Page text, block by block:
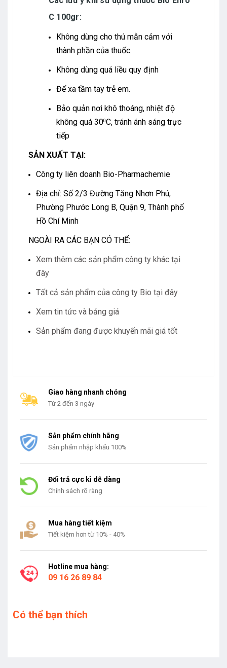
C 100gr:
Không dùng cho thú mẫn cảm với
thành phần của thuốc.
Không dùng quá liều quy định
Để xa tầm tay trẻ em.
Bảo quản nơi khô thoáng, nhiệt độ
không quá 300C, tránh ánh sáng trực
tiếp
SẢN XUẤT TẠI:
Công ty liên doanh Bio-Pharmachemie
Địa chỉ: Số 2/3 Đường Tăng Nhơn Phú,
Phường Phước Long B, Quận 9, Thành phố
Hồ Chí Minh
NGOÀI RA CÁC BẠN CÓ THỂ:
Xem thêm các sản phẩm công ty khác tại
đây
Tất cả sản phẩm của công ty Bio tại đây
Xem tin tức và bảng giá
Sản phẩm đang được khuyến mãi giá tốt
Giao hàng nhanh chóng
Từ 2 đến 3 ngày
Sản phẩm chính hãng
Sản phẩm nhập khẩu 100%
Đổi trả cực kì dễ dàng
Chính sách rõ ràng
Mua hàng tiết kiệm
Tiết kiệm hơn từ 10% - 40%
Hotline mua hàng:
09 16 26 89 84
Có thể bạn thích